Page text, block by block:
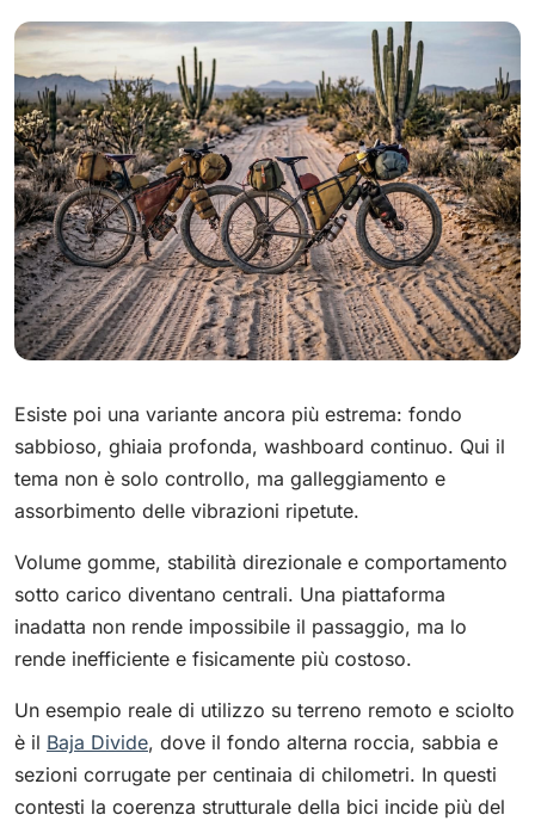
Esiste poi una variante ancora più estrema: fondo
sabbioso, ghiaia profonda, washboard continuo. Qui il
tema non è solo controllo, ma galleggiamento e
assorbimento delle vibrazioni ripetute.
Volume gomme, stabilità direzionale e comportamento
sotto carico diventano centrali. Una piattaforma
inadatta non rende impossibile il passaggio, ma lo
rende inefficiente e fisicamente più costoso.
Un esempio reale di utilizzo su terreno remoto e sciolto
è il Baja Divide, dove il fondo alterna roccia, sabbia e
sezioni corrugate per centinaia di chilometri. In questi
contesti la coerenza strutturale della bici incide più del